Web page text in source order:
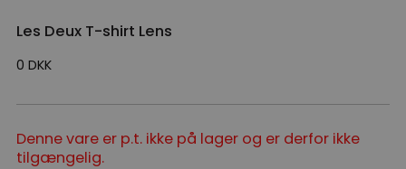
Les Deux T-shirt Lens
0 DKK
Denne vare er p.t. ikke på lager og er derfor ikke
tilgængelig.